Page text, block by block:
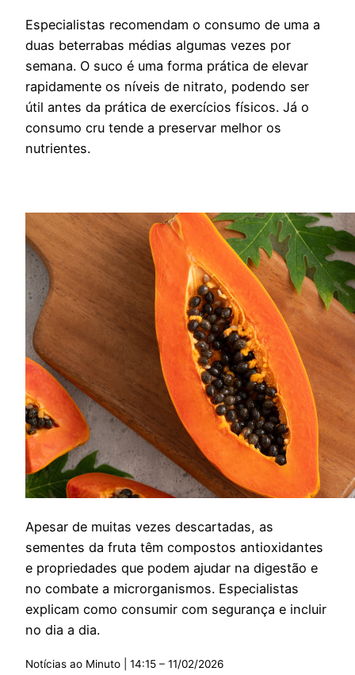
Especialistas recomendam o consumo de uma a
duas beterrabas médias algumas vezes por
semana. O suco é uma forma prática de elevar
rapidamente os níveis de nitrato, podendo ser
útil antes da prática de exercícios físicos. Já o
consumo cru tende a preservar melhor os
nutrientes.
Apesar de muitas vezes descartadas, as
sementes da fruta têm compostos antioxidantes
e propriedades que podem ajudar na digestão e
no combate a microrganismos. Especialistas
explicam como consumir com segurança e incluir
no dia a dia.
Notícias ao Minuto | 14:15 – 11/02/2026